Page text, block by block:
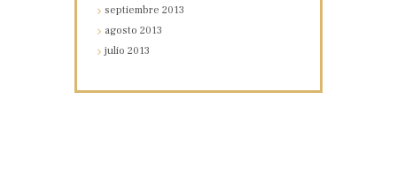
septiembre2013
agosto2013
julio2013